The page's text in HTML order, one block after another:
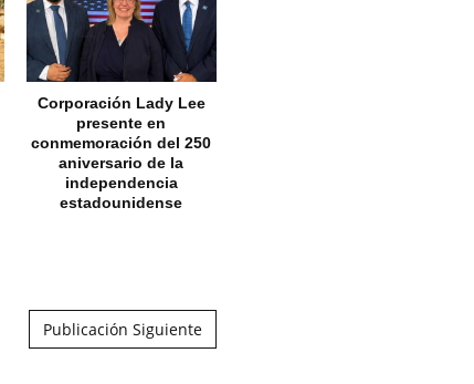
Corporación Lady Lee
presente en
conmemoración del 250
aniversario de la
independencia
estadounidense
Publicación Siguiente